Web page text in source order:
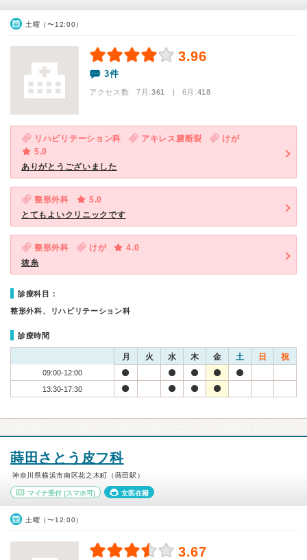
土曜（〜12:00）
3.96
3件
アクセス数 7月:361 | 6月:418
リハビリテーション科 アキレス腱断裂
けが
5.0
ありがとうございました
整形外科
5.0
とてもよいクリニックです
整形外科 けが
4.0
抜糸
診療科目：
整形外科、リハビリテーション科
診療時間
月 火 水 木 金 土 日 祝
09:00-12:00
13:30-17:30
蒔田さとう皮フ科
神奈川県横浜市南区花之木町（蒔田駅）
マイナ受付 (スマホ可) 女医在籍
土曜（〜12:00）
3.67